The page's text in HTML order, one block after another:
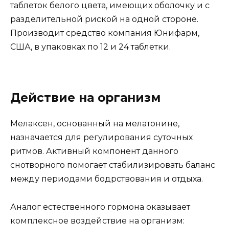
таблеток белого цвета, имеющих оболочку и с
разделительной риской на одной стороне.
Производит средство компания Юнифарм,
США, в упаковках по 12 и 24 таблетки.
Действие на организм
Мелаксен, основанный на мелатонине,
назначается для регулирования суточных
ритмов. Активный компонент данного
снотворного помогает стабилизировать баланс
между периодами бодрствования и отдыха.
Аналог естественного гормона оказывает
комплексное воздействие на организм: